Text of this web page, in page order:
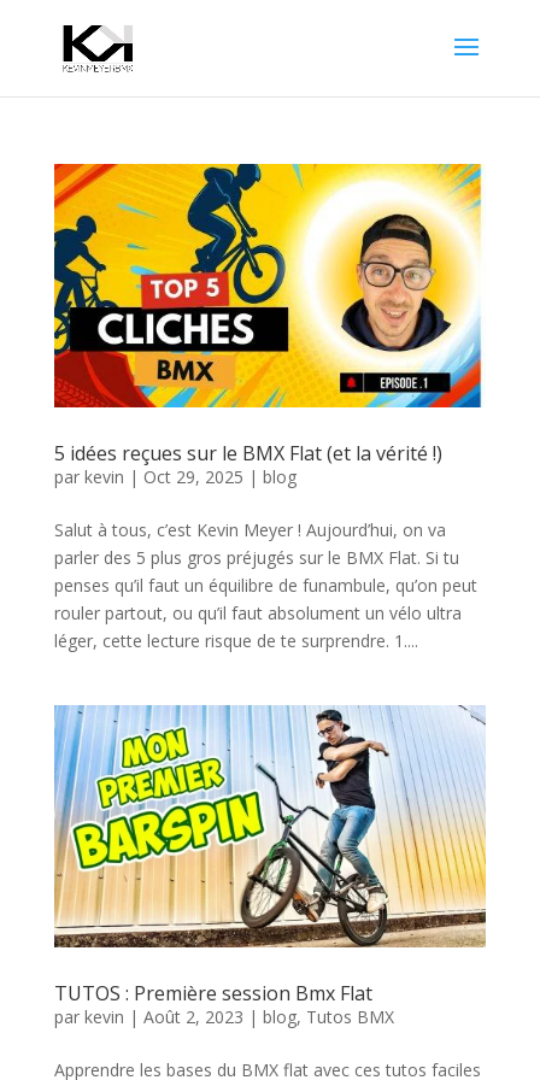
5 idées reçues sur le BMX Flat (et la vérité !)
par kevin | Oct 29, 2025 | blog
Salut à tous, c’est Kevin Meyer ! Aujourd’hui, on va
parler des 5 plus gros préjugés sur le BMX Flat. Si tu
penses qu’il faut un équilibre de funambule, qu’on peut
rouler partout, ou qu’il faut absolument un vélo ultra
léger, cette lecture risque de te surprendre. 1....
TUTOS : Première session Bmx Flat
par kevin | Août 2, 2023 | blog, Tutos BMX
Apprendre les bases du BMX flat avec ces tutos faciles